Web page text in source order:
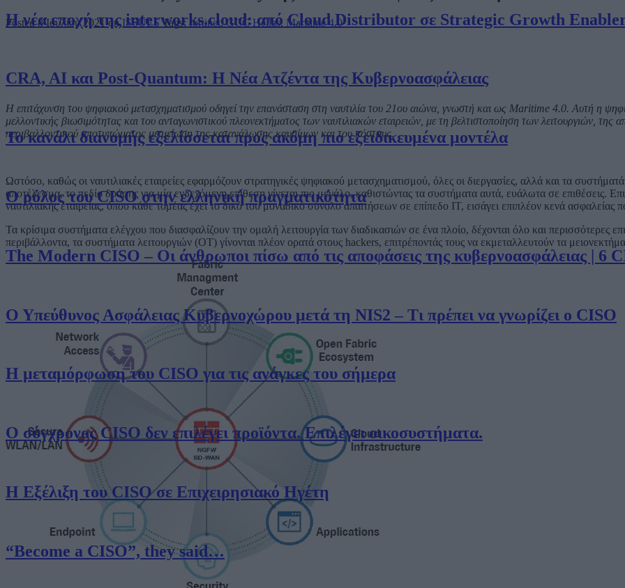
Η νέα εποχή της interworks.cloud: από Cloud Distributor σε Strategic Growth
CRA, AI και Post-Quantum: Η Νέα Ατζέντα της Κυβερνοασφάλειας
Το κανάλι διανομής εξελίσσεται προς ακόμη πιο εξειδικευμένα μοντέλα
Ο ρόλος του CISO στην ελληνική πραγματικότητα
The Modern CISO – Οι άνθρωποι πίσω από τις αποφάσεις της κυβερνοασφάλειας | 6
Ο Υπεύθυνος Ασφάλειας Κυβερνοχώρου μετά τη NIS2 – Τι πρέπει να γνωρίζει ο CISO
Η μεταμόρφωση του CISO για τις ανάγκες του σήμερα
Ο σύγχρονος CISO δεν επιλέγει προϊόντα. Επιλέγει οικοσυστήματα.
Η Εξέλιξη του CISO σε Επιχειρησιακό Ηγέτη
“Become a CISO”, they said…
Posted 8 Ιουλίου 2021 onISSUESTags:fortinet,GCC Hellas, Maritime 4.0
Η επιτάχυνση του ψηφιακού μετασχηματισμού οδηγεί την επανάσταση στη ναυτιλία του 21ου αιώνα, γνωστή και ως Maritime 4.0. Αυτή η
μελλοντικής βιωσιμότητας και του ανταγωνιστικού πλεονεκτήματος των ναυτιλιακών εταιρειών, με τη βελτιστοποίηση των λειτουργιών, της
περιβαλλοντικού αποτυπώματος με μείωση της κατανάλωσης καυσίμων και του κόστους.
Ωστόσο, καθώς οι ναυτιλιακές εταιρείες εφαρμόζουν στρατηγικές ψηφιακού μετασχηματισμού, όλες οι διεργασίες, αλλά και τα
αποτέλεσμα, το πεδίο δράσης για μία ενδεχόμενη επίθεση γίνεται πιο μεγάλο, καθιστώντας τα συστήματα αυτά, ευάλωτα σε επιθέσεις.
ναυτιλιακής εταιρείας, όπου κάθε τομέας έχει το δικό του μοναδικό σύνολο απαιτήσεων σε επίπεδο ΙΤ, εισάγει επιπλέον κενά
Τα κρίσιμα συστήματα ελέγχου που διασφαλίζουν την ομαλή λειτουργία των διαδικασιών σε ένα πλοίο, δέχονται όλο και περισσότερες
περιβάλλοντα, τα συστήματα λειτουργιών (OT) γίνονται πλέον ορατά στους hackers, επιτρέποντάς τους να εκμεταλλευτούν τα